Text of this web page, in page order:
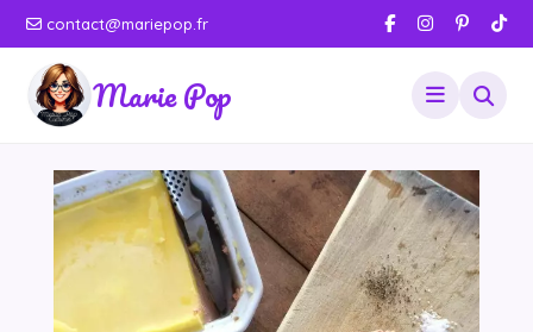
contact@mariepop.fr
Marie Pop